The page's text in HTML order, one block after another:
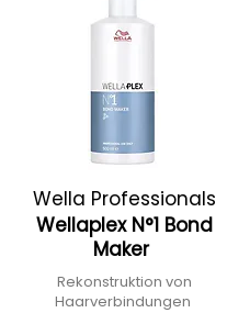
Wella Professionals
Wellaplex N°1 Bond
Maker
Rekonstruktion von
Haarverbindungen